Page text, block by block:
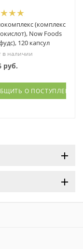
(комплекс
Now Foods
120 капсул
в наличии
руб.
О ПОСТУПЛЕНИИ